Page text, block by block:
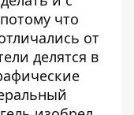
что
от
делятся в